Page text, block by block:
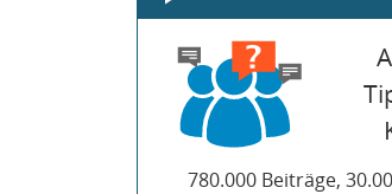
780.000 Beiträge,